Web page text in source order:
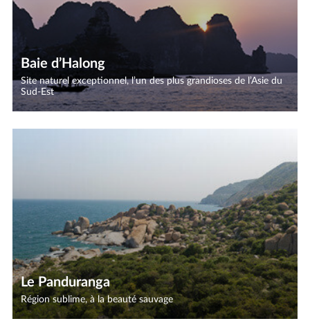
Baie d’Halong
Site naturel exceptionnel, l’un des plus grandioses de l’Asie du
Sud-Est
Le Panduranga
Région sublime, à la beauté sauvage